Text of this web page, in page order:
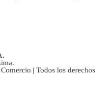
| Todos los derechos